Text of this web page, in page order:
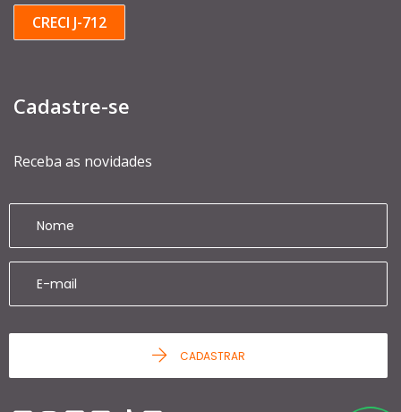
CRECI J-712
Cadastre-se
Receba as novidades
CADASTRAR